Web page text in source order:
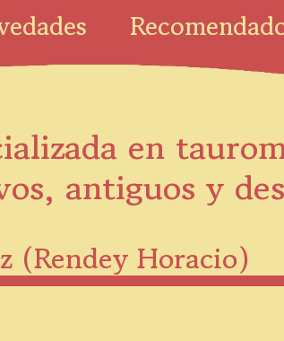
en
antiguos y
(Rendey Horacio)